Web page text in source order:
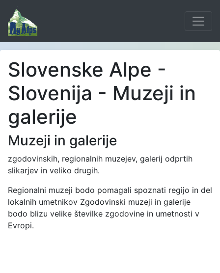
Slovenske Alpe -
Slovenija - Muzeji in
galerije
Muzeji in galerije
zgodovinskih, regionalnih muzejev, galerij odprtih
slikarjev in veliko drugih.
Regionalni muzeji bodo pomagali spoznati regijo in del
lokalnih umetnikov Zgodovinski muzeji in galerije
bodo blizu velike številke zgodovine in umetnosti v
Evropi.